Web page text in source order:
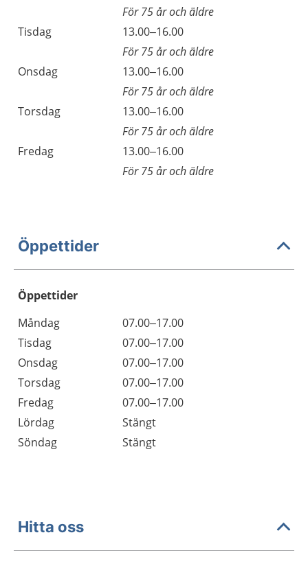
För 75 år och äldre
Tisdag
13.00–16.00
För 75 år och äldre
Onsdag
13.00–16.00
För 75 år och äldre
Torsdag
13.00–16.00
För 75 år och äldre
Fredag
13.00–16.00
För 75 år och äldre
Öppettider
Öppettider
Dag
Öppettider
Kommentarer
Måndag
07.00–17.00
Tisdag
07.00–17.00
Onsdag
07.00–17.00
Torsdag
07.00–17.00
Fredag
07.00–17.00
Lördag
Stängt
Söndag
Stängt
Hitta oss